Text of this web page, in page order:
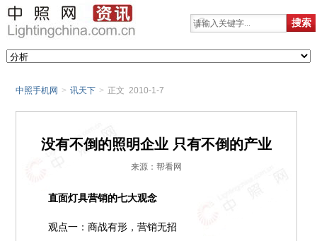
中照手机网 > 讯天下 > 正文 2010-1-7
没有不倒的照明企业 只有不倒的产业
来源：帮看网
直面灯具营销的七大观念
观点一：商战有形，营销无招